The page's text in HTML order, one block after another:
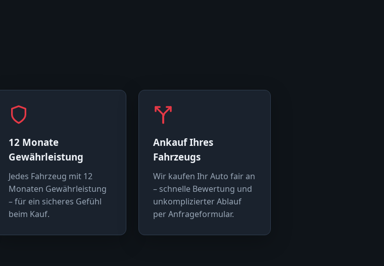
12 Monate
Gewährleistung
Jedes Fahrzeug mit 12
Monaten Gewährleistung
– für ein sicheres Gefühl
beim Kauf.
Ankauf Ihres
Fahrzeugs
Wir kaufen Ihr Auto fair an
– schnelle Bewertung und
unkomplizierter Ablauf
per Anfrageformular.